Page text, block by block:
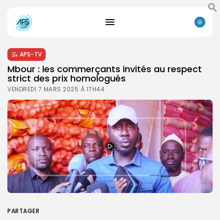
APS-TV
Mbour : les commerçants invités au respect
strict des prix homologués
VENDREDI 7 MARS 2025 À 17H44
PARTAGER